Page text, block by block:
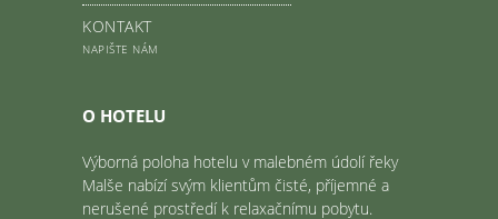
KONTAKT
NAPIŠTE NÁM
O HOTELU
Výborná poloha hotelu v malebném údolí řeky
Malše nabízí svým klientům čisté, příjemné a
nerušené prostředí k relaxačnímu pobytu.